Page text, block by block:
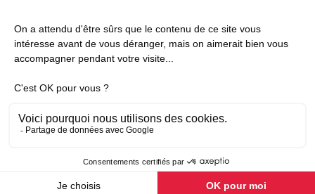
Je souhaite m'inscrire à la newsletter Thaf Workwear
Produits THAF